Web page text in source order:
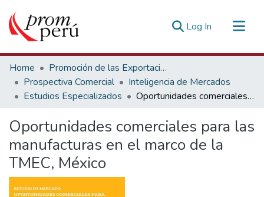
Log In (current)
Communities & Collections
All of DSpace
Statistics
Home
Promoción de las Exportaciones
Prospectiva Comercial
Inteligencia de Mercados
Estudios Especializados
Oportunidades comerciales para las manufacturas en el marco de la TMEC, México
Oportunidades comerciales para las
manufacturas en el marco de la
TMEC, México